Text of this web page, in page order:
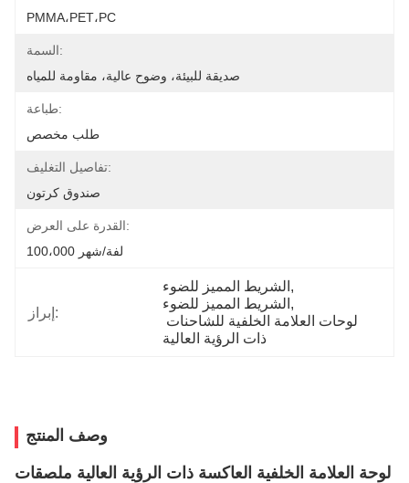
PMMA،PET،PC
السمة:
صديقة للبيئة، وضوح عالية، مقاومة للمياه
طباعة:
طلب مخصص
تفاصيل التغليف:
صندوق كرتون
القدرة على العرض:
100،000 لفة/شهر
إبراز:
الشريط المميز للضوء ,
الشريط المميز للضوء ,
ذات الرؤية العالية
وصف المنتج
لوحة العلامة الخلفية العاكسة ذات الرؤية العالية ملصقات